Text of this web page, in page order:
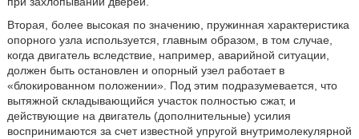
Вторая, более высокая по значению, пружинная характеристика
опорного узла используется, главным образом, в том случае,
когда двигатель вследствие, например, аварийной ситуации,
должен быть остановлен и опорный узел работает в
«блокированном положении». Под этим подразумевается, что
вытяжной складывающийся участок полностью сжат, и
действующие на двигатель (дополнительные) усилия
воспринимаются за счет известной упругой внутримолекулярной